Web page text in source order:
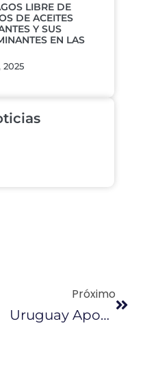
LIBRE DE
DE ACEITES
Y SUS
EN LAS
2025
Próximo
Uruguay Apoya Los Proyectos Sostenibles